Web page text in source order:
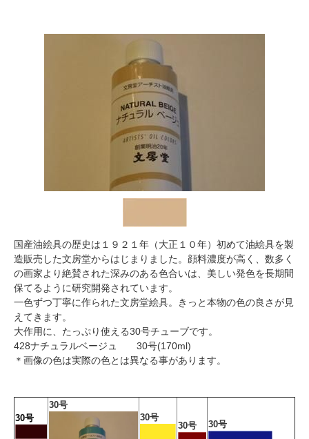
国産油絵具の歴史は１９２１年（大正１０年）初めて油絵具を製
造販売した文房堂からはじまりました。顔料濃度が高く、数多く
の画家より絶賛された深みのある色合いは、美しい発色を長期間
保てるように研究開発されています。
一色ずつ丁寧に作られた文房堂絵具。きっと本物の色の良さが見
えてきます。
大作用に、たっぷり使える30号チューブです。
428ナチュラルベージュ 30号(170ml)
＊画像の色は実際の色とは異なる事があります。
30号
30号
30号
30号 30号